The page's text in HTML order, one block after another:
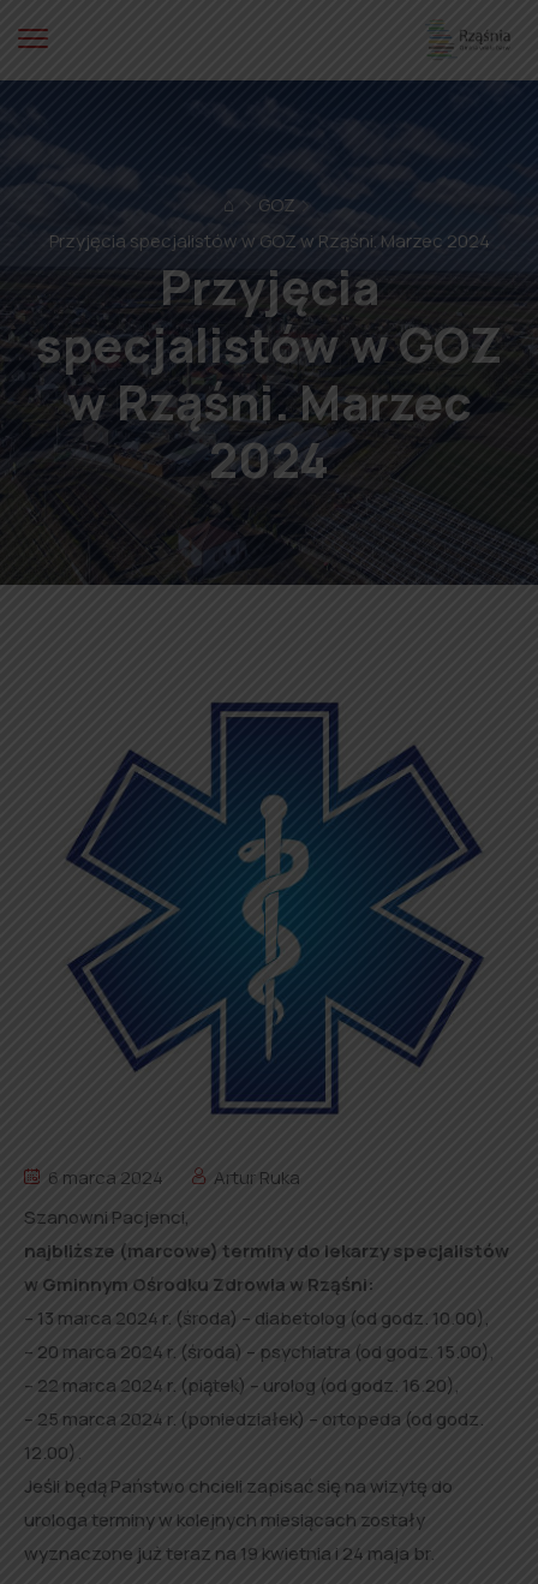
⌂
GOZ
Przyjęcia specjalistów w GOZ w Rząśni. Marzec 2024
Przyjęcia
specjalistów w GOZ
w Rząśni. Marzec
2024
6 marca 2024
Artur Ruka
Szanowni Pacjenci,
najbliższe (marcowe) terminy do lekarzy specjalistów
w Gminnym Ośrodku Zdrowia w Rząśni:
– 13 marca 2024 r. (środa) – diabetolog (od godz. 10.00),
– 20 marca 2024 r. (środa) – psychiatra (od godz. 15.00),
– 22 marca 2024 r. (piątek) – urolog (od godz. 16.20),
– 25 marca 2024 r. (poniedziałek) – ortopeda (od godz.
12.00).
Jeśli będą Państwo chcieli zapisać się na wizytę do
urologa terminy w kolejnych miesiącach zostały
wyznaczone już teraz na 19 kwietnia i 24 maja br.